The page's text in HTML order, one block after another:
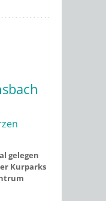
gelegen
Kurparks